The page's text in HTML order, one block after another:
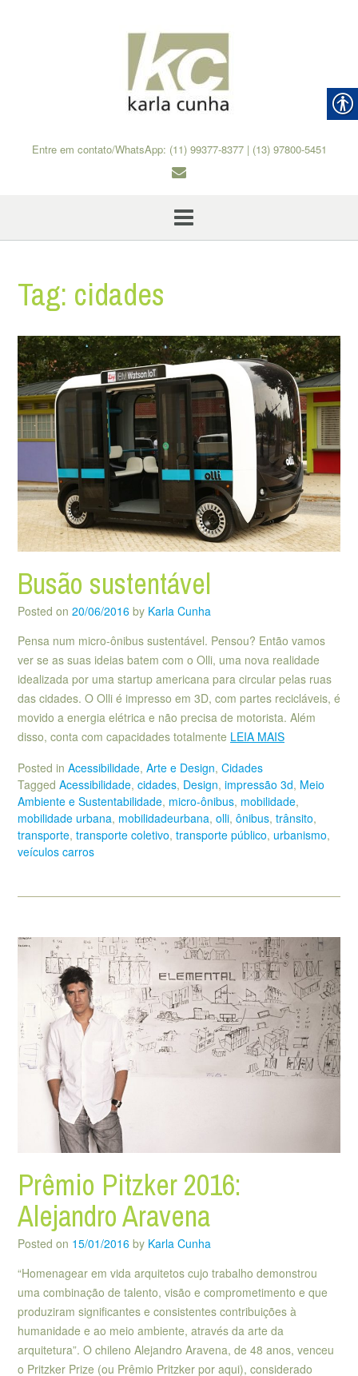
Entre em contato/WhatsApp: (11) 99377-8377 | (13) 97800-5451
Tag: cidades
Busão sustentável
Posted on 20/06/2016 by Karla Cunha
Pensa num micro-ônibus sustentável. Pensou? Então vamos
ver se as suas ideias batem com o Olli, uma nova realidade
idealizada por uma startup americana para circular pelas ruas
das cidades. O Olli é impresso em 3D, com partes recicláveis, é
movido a energia elétrica e não precisa de motorista. Além
disso, conta com capacidades totalmente LEIA MAIS
Posted in Acessibilidade, Arte e Design, Cidades
Tagged Acessibilidade, cidades, Design, impressão 3d, Meio
Ambiente e Sustentabilidade, micro-ônibus, mobilidade,
mobilidade urbana, mobilidadeurbana, olli, ônibus, trânsito,
transporte, transporte coletivo, transporte público, urbanismo,
veículos carros
Prêmio Pitzker 2016:
Alejandro Aravena
Posted on 15/01/2016 by Karla Cunha
“Homenagear em vida arquitetos cujo trabalho demonstrou
uma combinação de talento, visão e comprometimento e que
produziram significantes e consistentes contribuições à
humanidade e ao meio ambiente, através da arte da
arquitetura”. O chileno Alejandro Aravena, de 48 anos, venceu
o Pritzker Prize (ou Prêmio Pritzker por aqui), considerado